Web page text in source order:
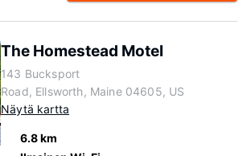
The Homestead Motel
143 Bucksport
Road, Ellsworth, Maine 04605, US
Näytä kartta
6.8 km